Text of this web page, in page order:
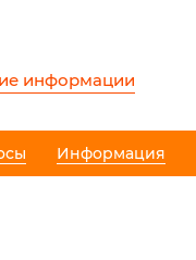
информации
Информация